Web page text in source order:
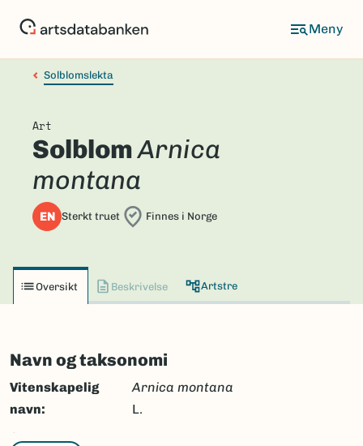
Solblomslekta
Art
SolblomArnica
montana
EN Sterkt truet Finnes i Norge
Oversikt Beskrivelse Artstre
Navn og taksonomi
Vitenskapelig
navn:
Arnica montana
L.
Synonymer: